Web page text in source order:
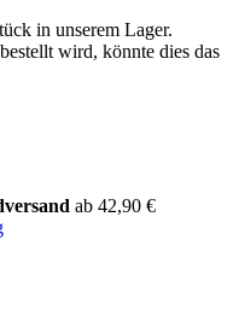
in unserem Lager.
wird, könnte dies das
ab 42,90 €